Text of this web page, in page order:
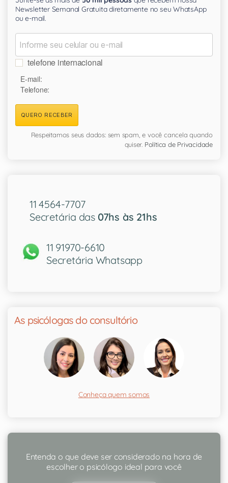
Newsletter Semanal Gratuita diretamente no seu WhatsApp
ou e-mail.
telefone internacional
E-mail:
Telefone:
QUERO RECEBER
Respeitamos seus dados: sem spam, e você cancela quando
quiser. Política de Privacidade
11 4564-7707
Secretária das 07hs às 21hs
11 91970-6610
Secretária Whatsapp
As psicólogas do consultório
Conheça quem somos
Entenda o que deve ser considerado na hora de
escolher o psicólogo ideal para você